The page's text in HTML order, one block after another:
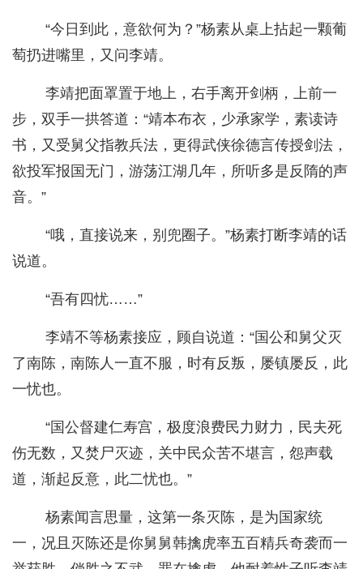
“今日到此，意欲何为？”杨素从桌上拈起一颗葡
萄扔进嘴里，又问李靖。
李靖把面罩置于地上，右手离开剑柄，上前一
步，双手一拱答道：“靖本布衣，少承家学，素读诗
书，又受舅父指教兵法，更得武侠徐德言传授剑法，
欲投军报国无门，游荡江湖几年，所听多是反隋的声
音。”
“哦，直接说来，别兜圈子。”杨素打断李靖的话
说道。
“吾有四忧……”
李靖不等杨素接应，顾自说道：“国公和舅父灭
了南陈，南陈人一直不服，时有反叛，屡镇屡反，此
一忧也。
“国公督建仁寿宫，极度浪费民力财力，民夫死
伤无数，又焚尸灭迹，关中民众苦不堪言，怨声载
道，渐起反意，此二忧也。”
杨素闻言思量，这第一条灭陈，是为国家统
一，况且灭陈还是你舅舅韩擒虎率五百精兵奇袭而一